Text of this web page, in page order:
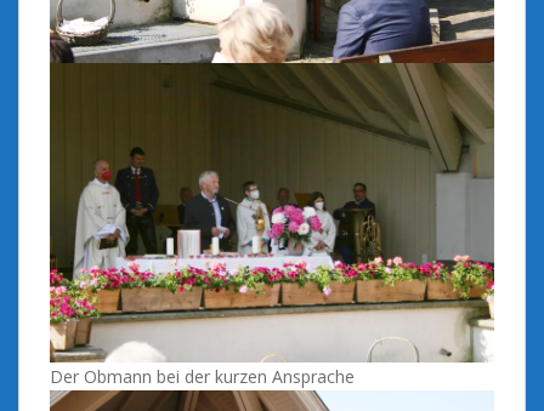
Der Obmann bei der kurzen Ansprache